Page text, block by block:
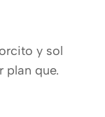
y sol
plan que.